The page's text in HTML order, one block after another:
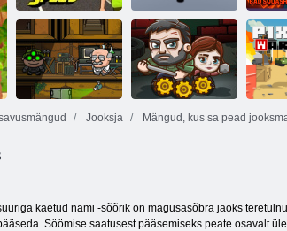
Ben 10 kiiruseni
Sprunki
järelejõudmine
3D
Jooksja Mängud, kus sa pead
kaetud nami -sõõrik on magusasõbra jaoks
Söömise saatusest pääsemiseks peate osavalt